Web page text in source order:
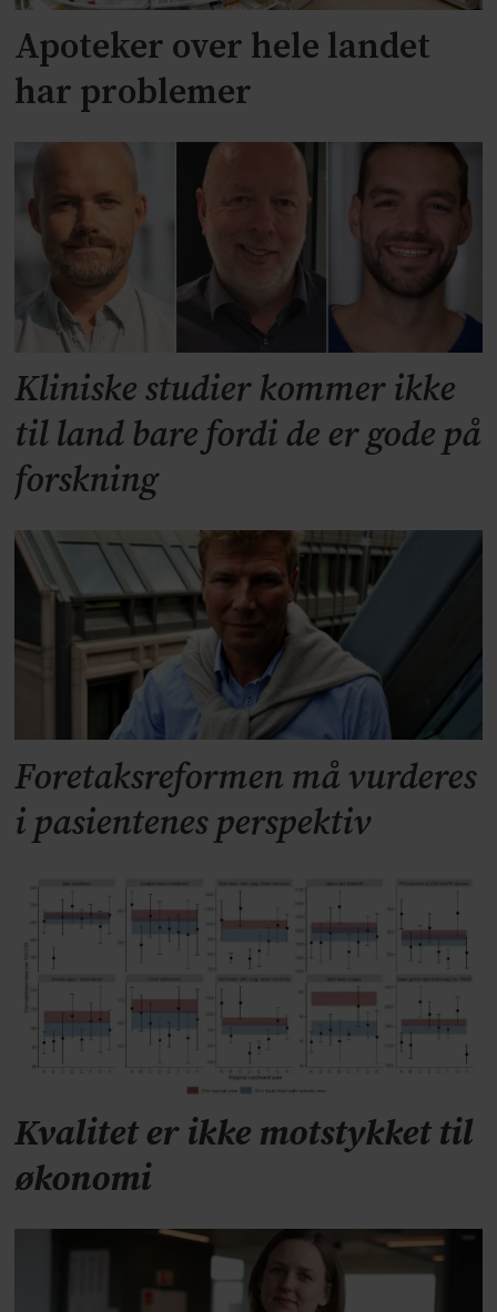
Apoteker over hele landet
har problemer
Kliniske studier kommer ikke
til land bare fordi de er gode på
forskning
Foretaksreformen må vurderes
i pasientenes perspektiv
Kvalitet er ikke motstykket til
økonomi